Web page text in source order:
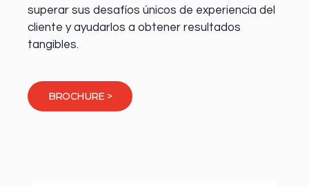
superar sus desafíos únicos de experiencia del
cliente y ayudarlos a obtener resultados
tangibles.
BROCHURE >